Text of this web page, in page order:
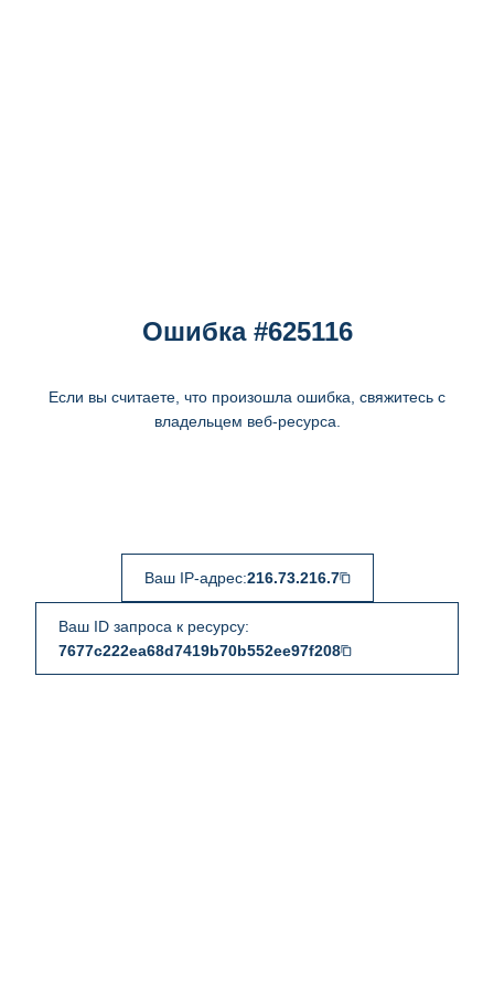
Ошибка #625116
Если вы считаете, что произошла ошибка, свяжитесь с
владельцем веб-ресурса.
Ваш IP-адрес:216.73.216.7
Ваш ID запроса к ресурсу:
7677c222ea68d7419b70b552ee97f208